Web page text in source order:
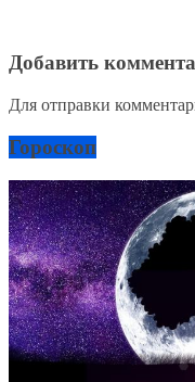
Добавить
Для отправки
Гороскоп